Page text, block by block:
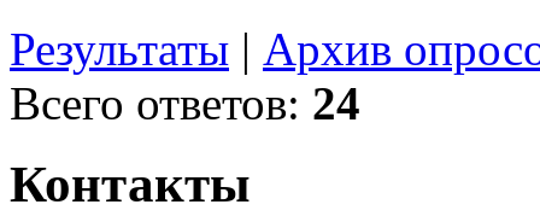
Результаты | Архив
Всего ответов: 24
Контакты